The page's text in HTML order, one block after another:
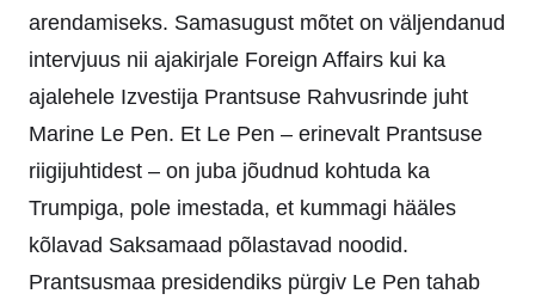
arendamiseks. Samasugust mõtet on väljendanud
intervjuus nii ajakirjale Foreign Affairs kui ka
ajalehele Izvestija Prantsuse Rahvusrinde juht
Marine Le Pen. Et Le Pen – erinevalt Prantsuse
riigijuhtidest – on juba jõudnud kohtuda ka
Trumpiga, pole imestada, et kummagi hääles
kõlavad Saksamaad põlastavad noodid.
Prantsusmaa presidendiks pürgiv Le Pen tahab